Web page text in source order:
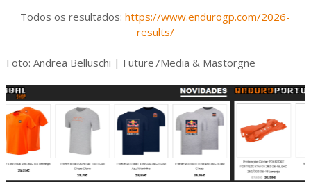
Todos os resultados:https://www.endurogp.com/2026-
results/
Foto: Andrea Belluschi | Future7Media & Mastorgne